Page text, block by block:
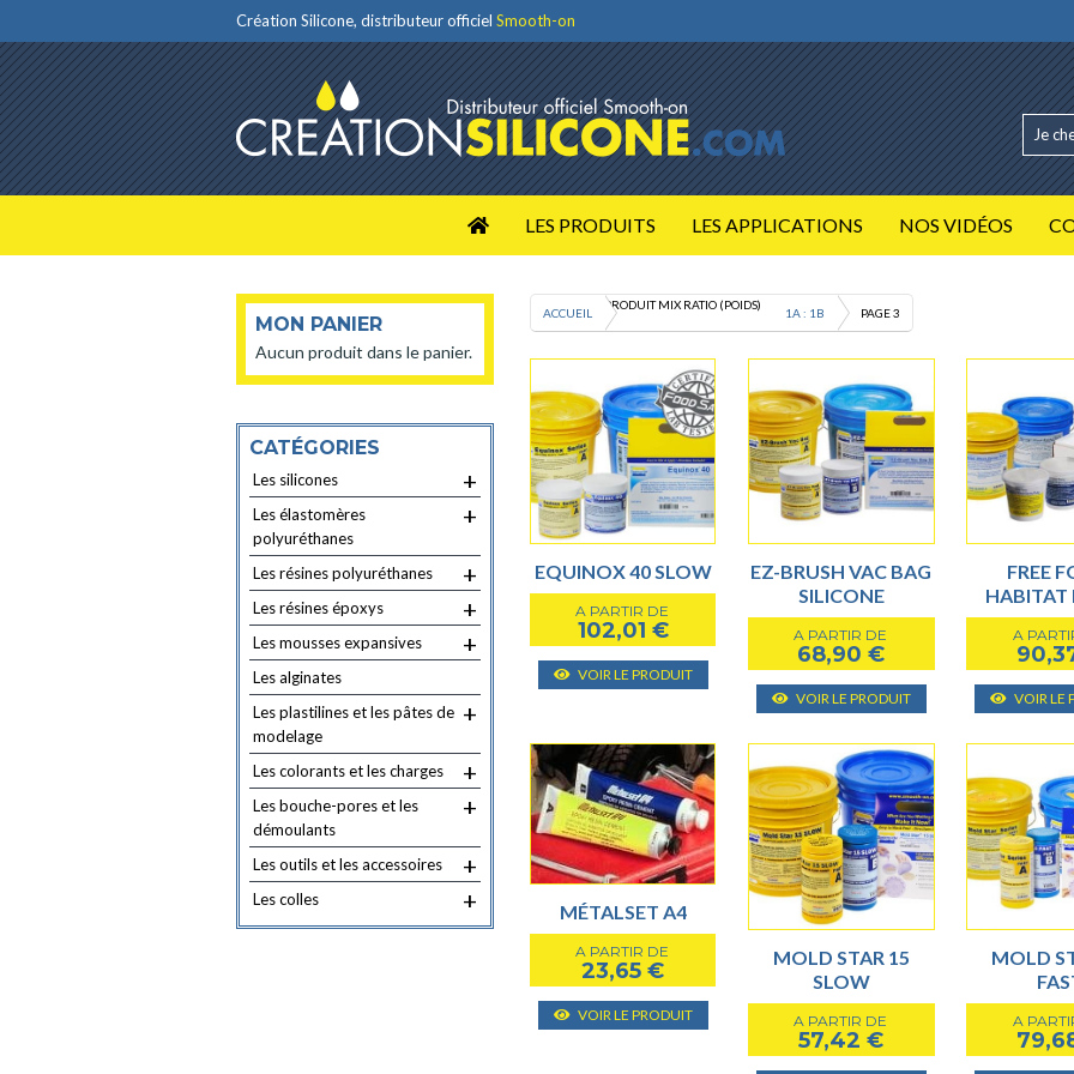
Création Silicone, distributeur officiel Smooth-on
LES PRODUITS LES APPLICATIONS NOS VIDÉOS
ACCUEIL
PRODUIT MIX RATIO (POIDS)
1A : 1B PAGE 3
EQUINOX 40 SLOW
A PARTIR DE
102,01 €
VOIR LE PRODUIT
Ce
produit
plusieurs
variantes.
Les
options
peuvent
choisies
la
EZ-BRUSH VAC BAG
SILICONE
A PARTIR DE
68,90€
VOIR LE PRODUIT
Ce
produit
a
plusieurs
variantes.
Les
options
peuvent
être
FREE
HABITAT
A
VOIR LE
MÉTALSET A4
A PARTIR DE
23,65€
VOIR LE PRODUIT
Ce
produit
MOLD STAR 15
SLOW
A PARTIR DE
57,42€
MOLD
A
MON PANIER
Aucun produit dans le panier.
CATÉGORIES
+
Les silicones
+
Les élastomères
polyuréthanes
+
Les résines polyuréthanes
+
Les résines époxys
+
Les mousses expansives
Les alginates
+
Les plastilines et les pâtes de
modelage
+
Les colorants et les charges
+
Les bouche-pores et les
démoulants
+
Les outils et les accessoires
+
Les colles